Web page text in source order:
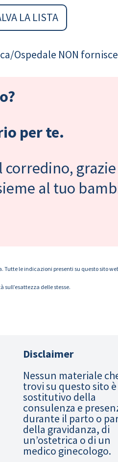
LA LISTA
Ospedale NON
per te.
al tuo
le indicazioni presenti su questo sito
sull’esattezza delle stesse.
Disclaimer
Nessun materiale
trovi su questo sito è
sostitutivo della
consulenza e
durante il parto o
della gravidanza, di
un’ostetrica o di un
medico ginecologo.